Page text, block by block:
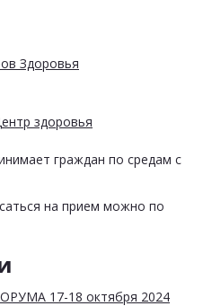
Здоровья
здоровья
17-18 октября 2024
граждан по средам с
на прием можно по